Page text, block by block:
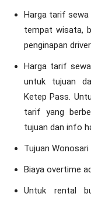
Harga tarif sewa
tempat wisata,
penginapan
Harga tarif
untuk tujuan
Ketep Pass.
tarif yang
tujuan dan info
Tujuan Wonosari
Biaya overtime
Untuk rental